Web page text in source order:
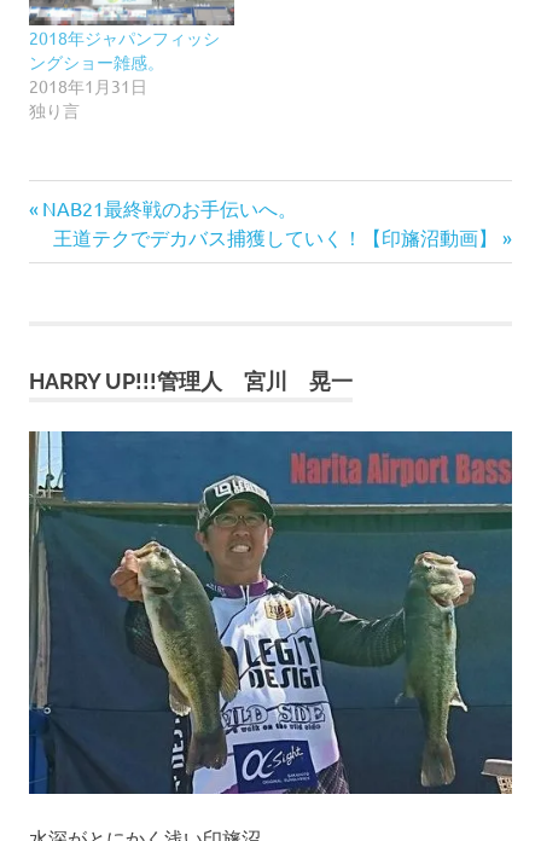
2018年ジャパンフィッシ
ングショー雑感。
2018年1月31日
独り言
投
稿
ビ
ー
シ
ョ
ン
前
の
記
NAB21最終戦のお手伝いへ。
次
の
王道テクでデカバス捕獲していく！【印旛沼動画】
HARRY UP!!!管理人 宮川 晃一